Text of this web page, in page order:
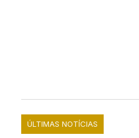
ÚLTIMAS NOTÍCIAS